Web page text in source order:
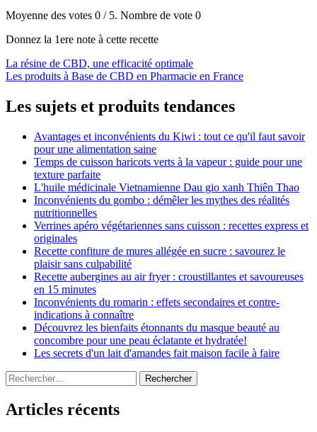
Moyenne des votes 0 / 5. Nombre de vote 0
Donnez la 1ere note à cette recette
Navigation
de
l’article
La résine de CBD, une efficacité optimale
Les produits à Base de CBD en Pharmacie en France
Les sujets et produits tendances
Avantages et inconvénients du Kiwi : tout ce qu'il faut savoir
pour une alimentation saine
Temps de cuisson haricots verts à la vapeur : guide pour une
texture parfaite
L'huile médicinale Vietnamienne Dau gio xanh Thiên Thao
Inconvénients du gombo : démêler les mythes des réalités
nutritionnelles
Verrines apéro végétariennes sans cuisson : recettes express et
originales
Recette confiture de mures allégée en sucre : savourez le
plaisir sans culpabilité
Recette aubergines au air fryer : croustillantes et savoureuses
en 15 minutes
Inconvénients du romarin : effets secondaires et contre-
indications à connaître
Découvrez les bienfaits étonnants du masque beauté au
concombre pour une peau éclatante et hydratée!
Les secrets d'un lait d'amandes fait maison facile à faire
Rechercher :
Articles récents